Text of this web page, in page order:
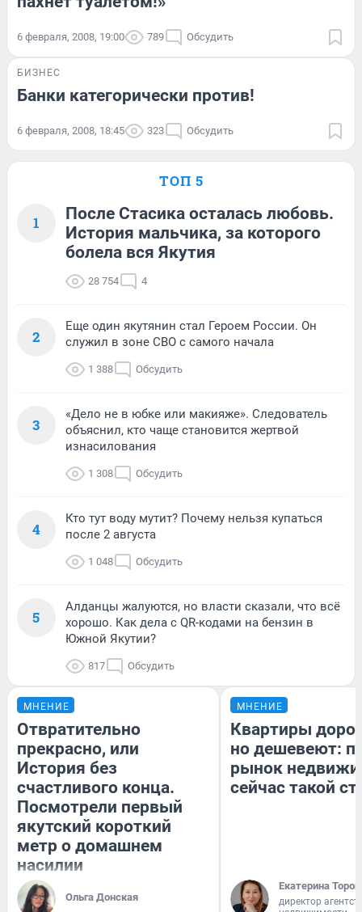
6 февраля, 2008, 19:00 789 Обсудить
БИЗНЕС
Банки категорически против!
6 февраля, 2008, 18:45 323 Обсудить
ТОП 5
1
После Стасика осталась любовь.
История мальчика, за которого
болела вся Якутия
28 754 4
2
Еще один якутянин стал Героем России. Он
служил в зоне СВО с самого начала
1 388 Обсудить
3
«Дело не в юбке или макияже». Следователь
объяснил, кто чаще становится жертвой
изнасилования
1 308 Обсудить
4
Кто тут воду мутит? Почему нельзя купаться
после 2 августа
1 048 Обсудить
5
Алданцы жалуются, но власти сказали, что всё
хорошо. Как дела с QR-кодами на бензин в
Южной Якутии?
817 Обсудить
МНЕНИЕ
Отвратительно
прекрасно, или
История без
счастливого конца.
Посмотрели первый
якутский короткий
метр о домашнем
насилии
Ольга Донская
МНЕНИЕ
Квартиры
но дешевеют:
рынок
сейчас такой
Екатерина
директор